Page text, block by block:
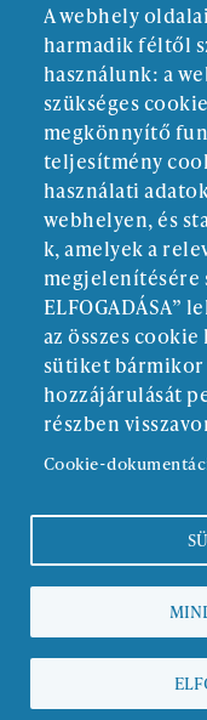
A webhely
harmadik féltől
használunk: a
szükséges
megkönnyítő
teljesítmény
használati
webhelyen, és
k, amelyek a
megjelenítésére
ELFOGADÁSA”
az összes
sütiket bármikor
hozzájárulását
részben
Cookie-
Copyright ©